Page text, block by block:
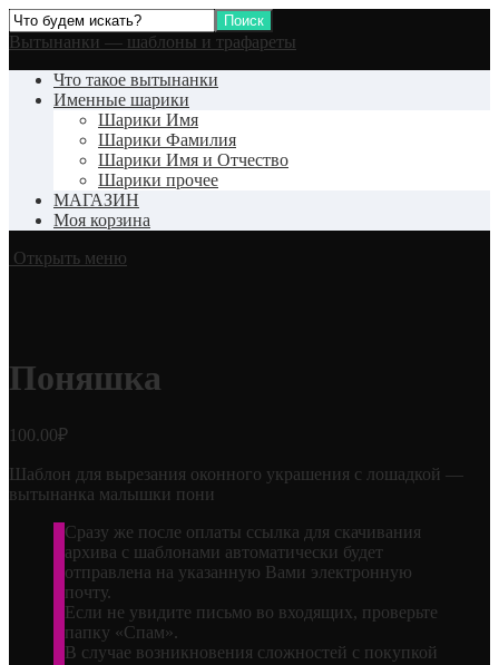
Вытынанки — шаблоны и трафареты
Что такое вытынанки
Именные шарики
Шарики Имя
Шарики Фамилия
Шарики Имя и Отчество
Шарики прочее
МАГАЗИН
Моя корзина
Открыть меню
Поняшка
100.00₽
Шаблон для вырезания оконного украшения с лошадкой —
вытынанка малышки пони
Сразу же после оплаты ссылка для скачивания
архива с шаблонами автоматически будет
отправлена на указанную Вами электронную
почту.
Если не увидите письмо во входящих, проверьте
папку «Спам».
В случае возникновения сложностей с покупкой